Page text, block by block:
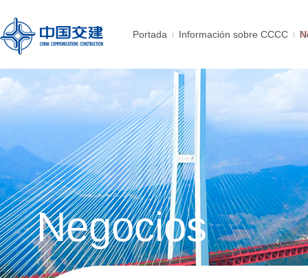
Portada Información sobre CCCC
Negocios